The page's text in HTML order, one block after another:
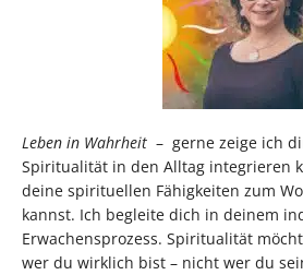
Leben in Wahrheit – gerne zeige ich
Spiritualität in den Alltag integrieren
deine spirituellen Fähigkeiten zum
kannst. Ich begleite dich in deinem
Erwachensprozess. Spiritualität
wer du wirklich bist – nicht wer du